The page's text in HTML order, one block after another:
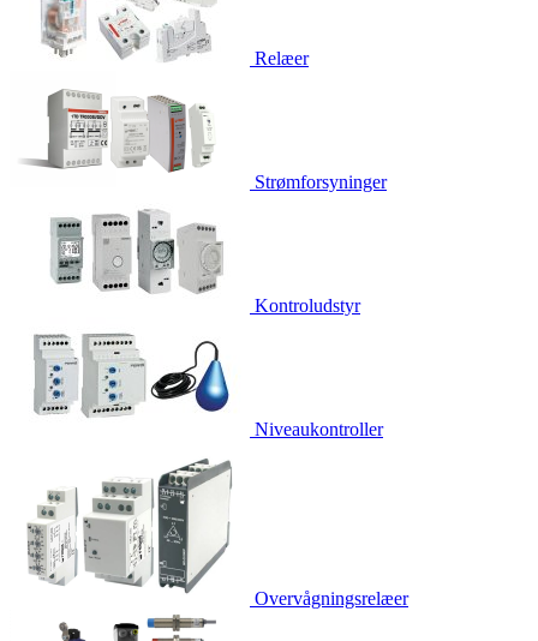
Relæer
Strømforsyninger
Kontroludstyr
Niveaukontroller
Overvågningsrelæer